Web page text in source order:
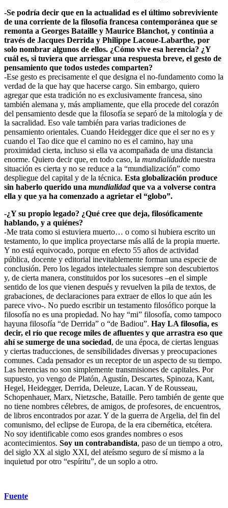
-Se podría decir que en la actualidad es el último sobreviviente
de una corriente de la filosofía francesa contemporánea que se
remonta a Georges Bataille y Maurice Blanchot, y continúa a
través de Jacques Derrida y Philippe Lacoue-Labarthe, por
solo nombrar algunos de ellos. ¿Cómo vive esa herencia? ¿Y
cuál es, si tuviera que arriesgar una respuesta breve, el gesto de
pensamiento que todos ustedes comparten?
-Ese gesto es precisamente el que designa el no-fundamento como la
verdad de la que hay que hacerse cargo. Sin embargo, quiero
agregar que esta tradición no es exclusivamente francesa, sino
también alemana y, más ampliamente, que ella procede del corazón
del pensamiento desde que la filosofía se separó de la mitología y de
la sacralidad. Eso vale también para varias tradiciones de
pensamiento orientales. Cuando Heidegger dice que el ser no es y
cuando el Tao dice que el camino no es el camino, hay una
proximidad cierta, incluso si ella va acompañada de una distancia
enorme. Quiero decir que, en todo caso, la mundialidadde nuestra
situación es cierta y no se reduce a la “mundialización” como
despliegue del capital y de la técnica. Esta globalización produce
sin haberlo querido una mundialidadque va a volverse contra
ella y que ya ha comenzado a agrietar el “globo”.
-¿Y su propio legado? ¿Qué cree que deja, filosóficamente
hablando, y a quiénes?
-Me trata como si estuviera muerto… o como si hubiera escrito un
testamento, lo que implica proyectarse más allá de la propia muerte.
Y no está equivocado, porque en efecto 55 años de actividad
pública, docente y editorial inevitablemente forman una especie de
conclusión. Pero los legados intelectuales siempre son descubiertos
y, de cierta manera, constituidos por los sucesores –en el simple
sentido de los que vienen después y revuelven la pila de textos, de
grabaciones, de declaraciones para extraer de ellos lo que aún les
parece vivo-. No puedo escribir un testamento filosófico porque la
filosofía no es una propiedad. No hay “mi” filosofía, como tampoco
hayuna filosofía “de Derrida” o “de Badiou”. Hay LA filosofía, es
decir, el río que recoge miles de afluentes y que arrastra eso que
ahí se sumerge de una sociedad, de una época, de ciertas lenguas
y ciertas traducciones, de sensibilidades diversas y preocupaciones
comunes. Cada pensador es un receptor de un aspecto de su tiempo.
Las herencias no son simplemente transmisiones de capitales. Por
supuesto, yo vengo de Platón, Agustín, Descartes, Spinoza, Kant,
Hegel, Heidegger, Derrida, Deleuze, Lacan. Y de Rousseau,
Schopenhauer, Marx, Nietzsche, Bataille. Pero también de gente que
no tiene nombres célebres, de amigos, de profesores, de encuentros,
de libros encontrados por azar. Y de la guerra de Argelia, del fin del
comunismo, del eclipse de Europa, de la era cibernética, etcétera.
No soy identificable como esos grandes nombres o esos
acontecimientos. Soy un contrabandista, paso de un tiempo a otro,
del siglo XX al siglo XXI, del ateísmo seguro de sí mismo a la
inquietud por otro “espíritu”, de un soplo a otro.
Fuente